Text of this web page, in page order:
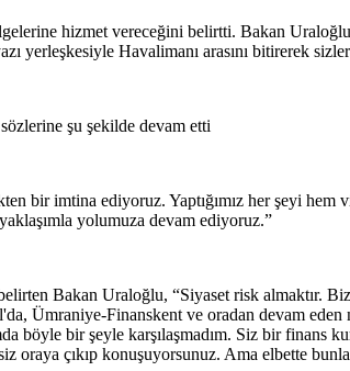
hizmet vereceğini belirtti. Bakan
yerleşkesiyle Havalimanı arasını bitirerek
şu şekilde devam etti
bir imtina ediyoruz. Yaptığımız her şeyi
yolumuza devam ediyoruz.”
Bakan Uraloğlu, “Siyaset risk almaktır.
Ümraniye-Finanskent ve oradan devam
böyle bir şeyle karşılaşmadım. Siz bir finans
çıkıp konuşuyorsunuz. Ama elbette